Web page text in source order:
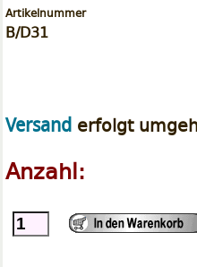
Artikelnummer
B/D31
Versand erfolgt
Anzahl: